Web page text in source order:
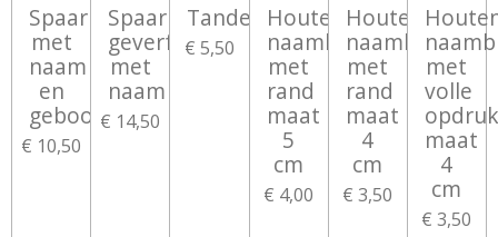
Spaarpot
met
naam
en
geboortedatum
€ 10,50
Spaarpot
geverfd
met
naam
€ 14,50
Tandendoosje
€ 5,50
Houten
naamblokken
met
rand
maat
5
cm
€ 4,00
Houten
naamblokken
met
rand
maat
4
cm
€ 3,50
met
volle
opdruk
maat
4
cm
€ 3,50